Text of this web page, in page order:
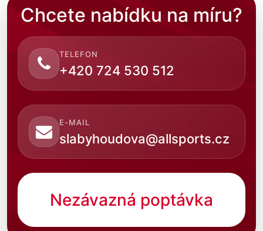
Chcete nabídku na míru?
TELEFON
+420 724 530 512
E-MAIL
slabyhoudova@allsports.cz
Nezávazná poptávka